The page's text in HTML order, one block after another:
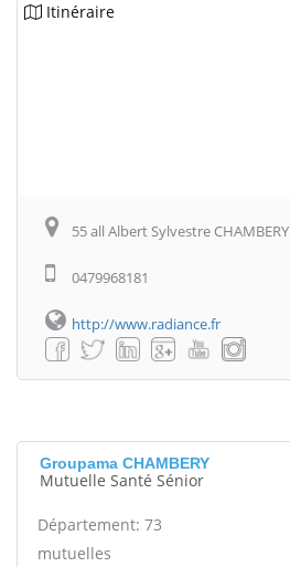
Itinéraire
55 all Albert Sylvestre CHAMBERY
0479968181
http://www.radiance.fr
Groupama CHAMBERY
Mutuelle Santé Sénior
Département: 73
mutuelles